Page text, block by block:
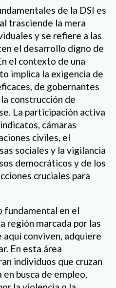
de la DSI es
trasciende la mera
y se refiere a las
el desarrollo digno de
el contexto de una
implica la exigencia de
de gobernantes
construcción de
La participación activa
cámaras
civiles, el
sociales y la vigilancia
democráticos y de los
cruciales para
fundamental en el
región marcada por las
conviven, adquiere
En esta área
individuos que cruzan
busca de empleo,